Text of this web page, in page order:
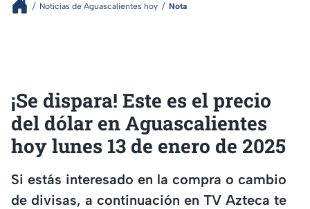
Noticias de Aguascalientes hoy Nota
¡Se dispara! Este es el precio
del dólar en Aguascalientes
hoy lunes 13 de enero de 2025
Si estás interesado en la compra o cambio
de divisas, a continuación en TV Azteca te